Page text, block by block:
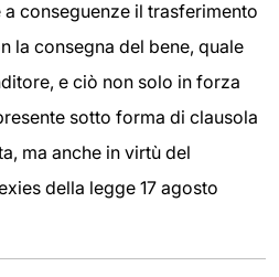
conseguenze il trasferimento
la consegna del bene, quale
e ciò non solo in forza
sotto forma di clausola
ma anche in virtù del
della legge 17 agosto